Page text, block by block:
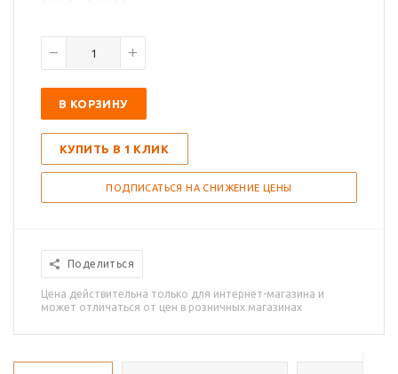
В КОРЗИНУ
КУПИТЬ В 1 КЛИК
ПОДПИСАТЬСЯ НА СНИЖЕНИЕ ЦЕНЫ
Поделиться
Цена действительна только для интернет-магазина и
может отличаться от цен в розничных магазинах